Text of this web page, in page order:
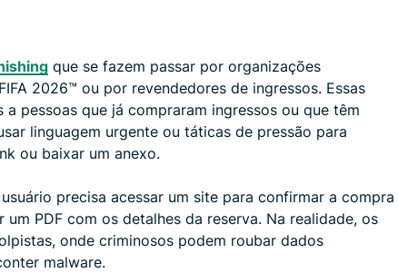
que se fazem passar por organizações
2026™ ou por revendedores de ingressos. Essas
pessoas que já compraram ingressos ou que têm
linguagem urgente ou táticas de pressão para
ou baixar um anexo.
precisa acessar um site para confirmar a compra
PDF com os detalhes da reserva. Na realidade, os
onde criminosos podem roubar dados
malware.